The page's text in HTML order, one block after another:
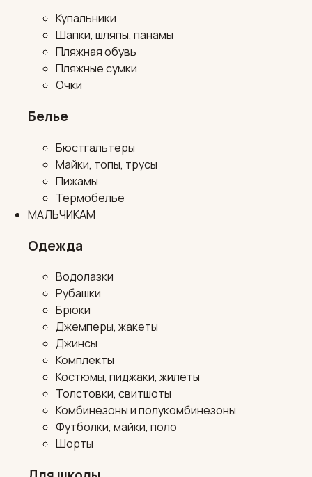
Купальники
Шапки, шляпы, панамы
Пляжная обувь
Пляжные сумки
Очки
Белье
Бюстгальтеры
Майки, топы, трусы
Пижамы
Термобелье
МАЛЬЧИКАМ
Одежда
Водолазки
Рубашки
Брюки
Джемперы, жакеты
Джинсы
Комплекты
Костюмы, пиджаки, жилеты
Толстовки, свитшоты
Комбинезоны и полукомбинезоны
Футболки, майки, поло
Шорты